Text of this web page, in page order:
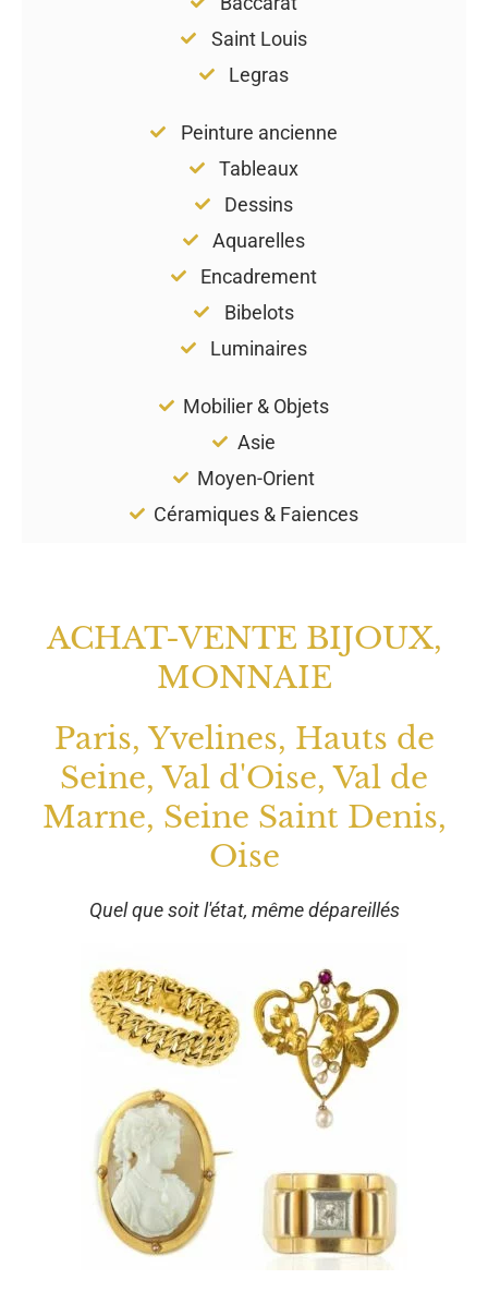
Saint Louis
Legras
Peinture ancienne
Tableaux
Dessins
Aquarelles
Encadrement
Bibelots
Luminaires
Mobilier & Objets
Asie
Moyen-Orient
Céramiques & Faiences
ACHAT-VENTE BIJOUX,
MONNAIE
Paris, Yvelines, Hauts de
Seine, Val d'Oise, Val de
Marne, Seine Saint Denis,
Oise
Quel que soit l'état, même dépareillés